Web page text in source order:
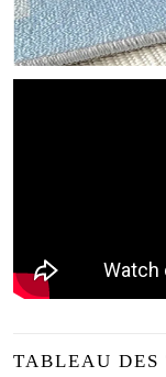
TABLEAU DES